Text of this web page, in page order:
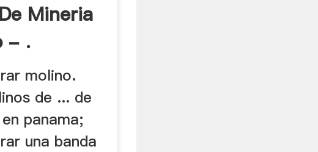
Mineria
- .
molino.
de ... de
panama;
una banda